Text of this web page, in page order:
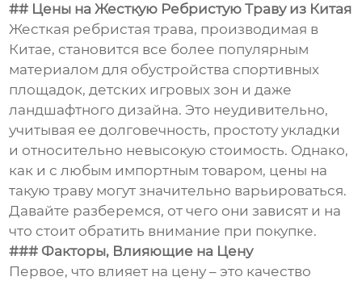
## Цены на Жесткую Ребристую Траву из Китая
Жесткая ребристая трава, производимая в
Китае, становится все более популярным
материалом для обустройства спортивных
площадок, детских игровых зон и даже
ландшафтного дизайна. Это неудивительно,
учитывая ее долговечность, простоту укладки
и относительно невысокую стоимость. Однако,
как и с любым импортным товаром, цены на
такую траву могут значительно варьироваться.
Давайте разберемся, от чего они зависят и на
что стоит обратить внимание при покупке.
### Факторы, Влияющие на Цену
Первое, что влияет на цену – это качество